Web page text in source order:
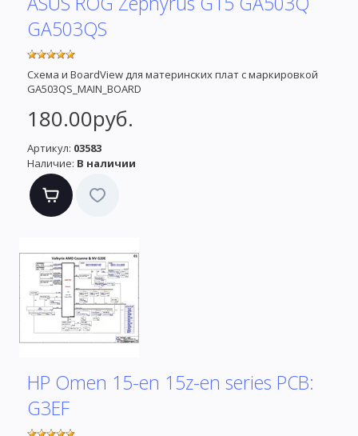
GA503QS
Схема и BoardView для материнских плат с маркировкой
GA503QS_MAIN_BOARD
180.00руб.
Артикул: 03583
Наличие: В наличии
HP Omen 15-en 15z-en series PCB:
G3EF